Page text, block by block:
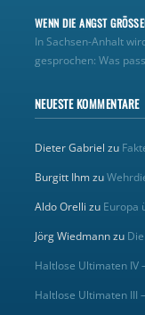
WENN DIE ANGST
In Sachsen-Anhalt
gesprochen: Was
NEUESTE KOMMENTARE
Dieter Gabriel zu
Burgitt Ihmzu
Aldo Orelli zu Europa
Jörg Wiedmannzu
Haltlose Ultimaten IV
Haltlose Ultimaten III